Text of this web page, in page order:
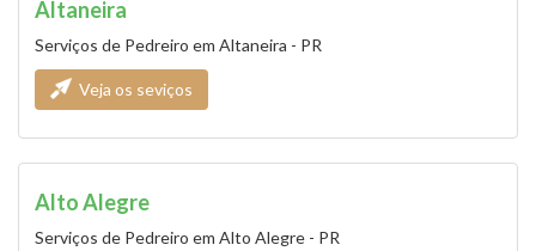
Altaneira
Serviços de Pedreiro em Altaneira - PR
Veja os seviços
Alto Alegre
Serviços de Pedreiro em Alto Alegre - PR